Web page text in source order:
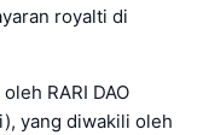
royalti di
RARI DAO
yang diwakili oleh